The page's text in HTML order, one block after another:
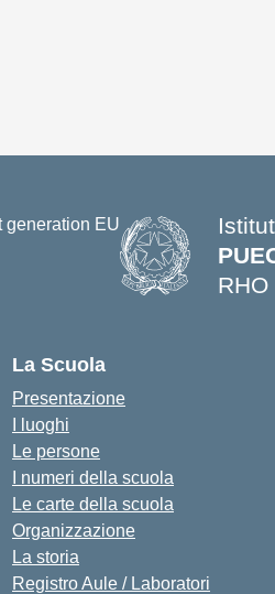
RHO
La Scuola
Presentazione
I luoghi
Le persone
I numeri della scuola
Le carte della scuola
Organizzazione
La storia
Registro Aule / Laboratori